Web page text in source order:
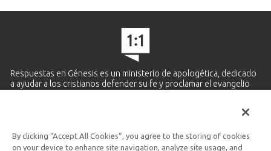
Respuestas en Génesis es un ministerio de apologética, dedicado
a ayudar a los cristianos defender su fe y proclamar el evangelio
Ministerio Hispano y Latinoamericano
By clicking “Accept All Cookies”, you agree to the storing of cookies
on your device to enhance site navigation, analyze site usage, and